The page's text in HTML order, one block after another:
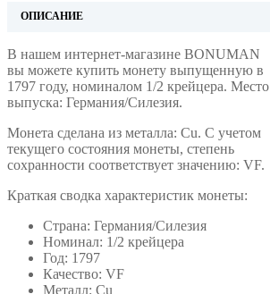
ОПИСАНИЕ
В нашем интернет-магазине BONUMAN
вы можете купить монету выпущенную в
1797 году, номиналом 1/2 крейцера. Место
выпуска: Германия/Силезия.
Монета сделана из металла: Cu. С учетом
текущего состояния монеты, степень
сохранности соответствует значению: VF.
Краткая сводка характеристик монеты:
Страна: Германия/Силезия
Номинал: 1/2 крейцера
Год: 1797
Качество: VF
Металл: Cu